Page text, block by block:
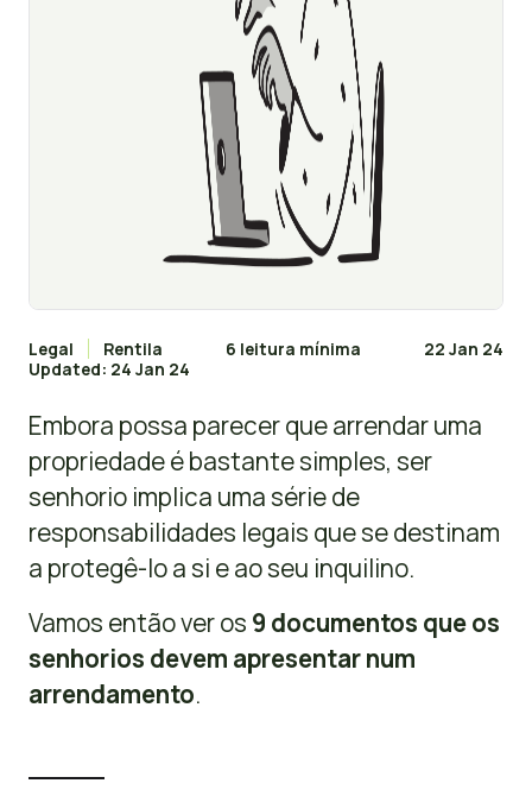
Legal Rentila 6 leitura mínima
22 Jan 24
Updated: 24 Jan 24
Embora possa parecer que arrendar uma
propriedade é bastante simples, ser
senhorio implica uma série de
responsabilidades legais que se destinam
a protegê-lo a si e ao seu inquilino.
Vamos então ver os 9 documentos que os
senhorios devem apresentar num
arrendamento.